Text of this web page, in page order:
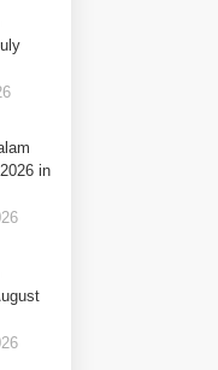
in